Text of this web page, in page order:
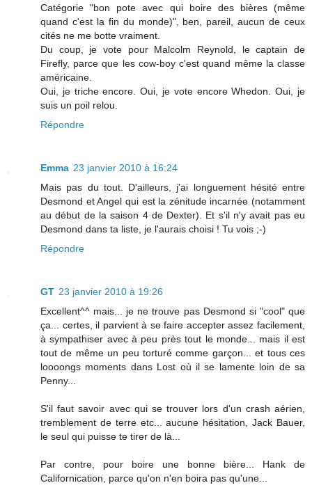
Catégorie "bon pote avec qui boire des bières (même
quand c'est la fin du monde)", ben, pareil, aucun de ceux
cités ne me botte vraiment.
Du coup, je vote pour Malcolm Reynold, le captain de
Firefly, parce que les cow-boy c'est quand même la classe
américaine.
Oui, je triche encore. Oui, je vote encore Whedon. Oui, je
suis un poil relou.
Répondre
Emma 23 janvier 2010 à 16:24
Mais pas du tout. D'ailleurs, j'ai longuement hésité entre
Desmond et Angel qui est la zénitude incarnée (notamment
au début de la saison 4 de Dexter). Et s'il n'y avait pas eu
Desmond dans ta liste, je l'aurais choisi ! Tu vois ;-)
Répondre
GT 23 janvier 2010 à 19:26
Excellent^^ mais... je ne trouve pas Desmond si "cool" que
ça... certes, il parvient à se faire accepter assez facilement,
à sympathiser avec à peu près tout le monde... mais il est
tout de même un peu torturé comme garçon... et tous ces
loooongs moments dans Lost où il se lamente loin de sa
Penny...
S'il faut savoir avec qui se trouver lors d'un crash aérien,
tremblement de terre etc... aucune hésitation, Jack Bauer,
le seul qui puisse te tirer de là...
Par contre, pour boire une bonne bière... Hank de
Californication, parce qu'on n'en boira pas qu'une...